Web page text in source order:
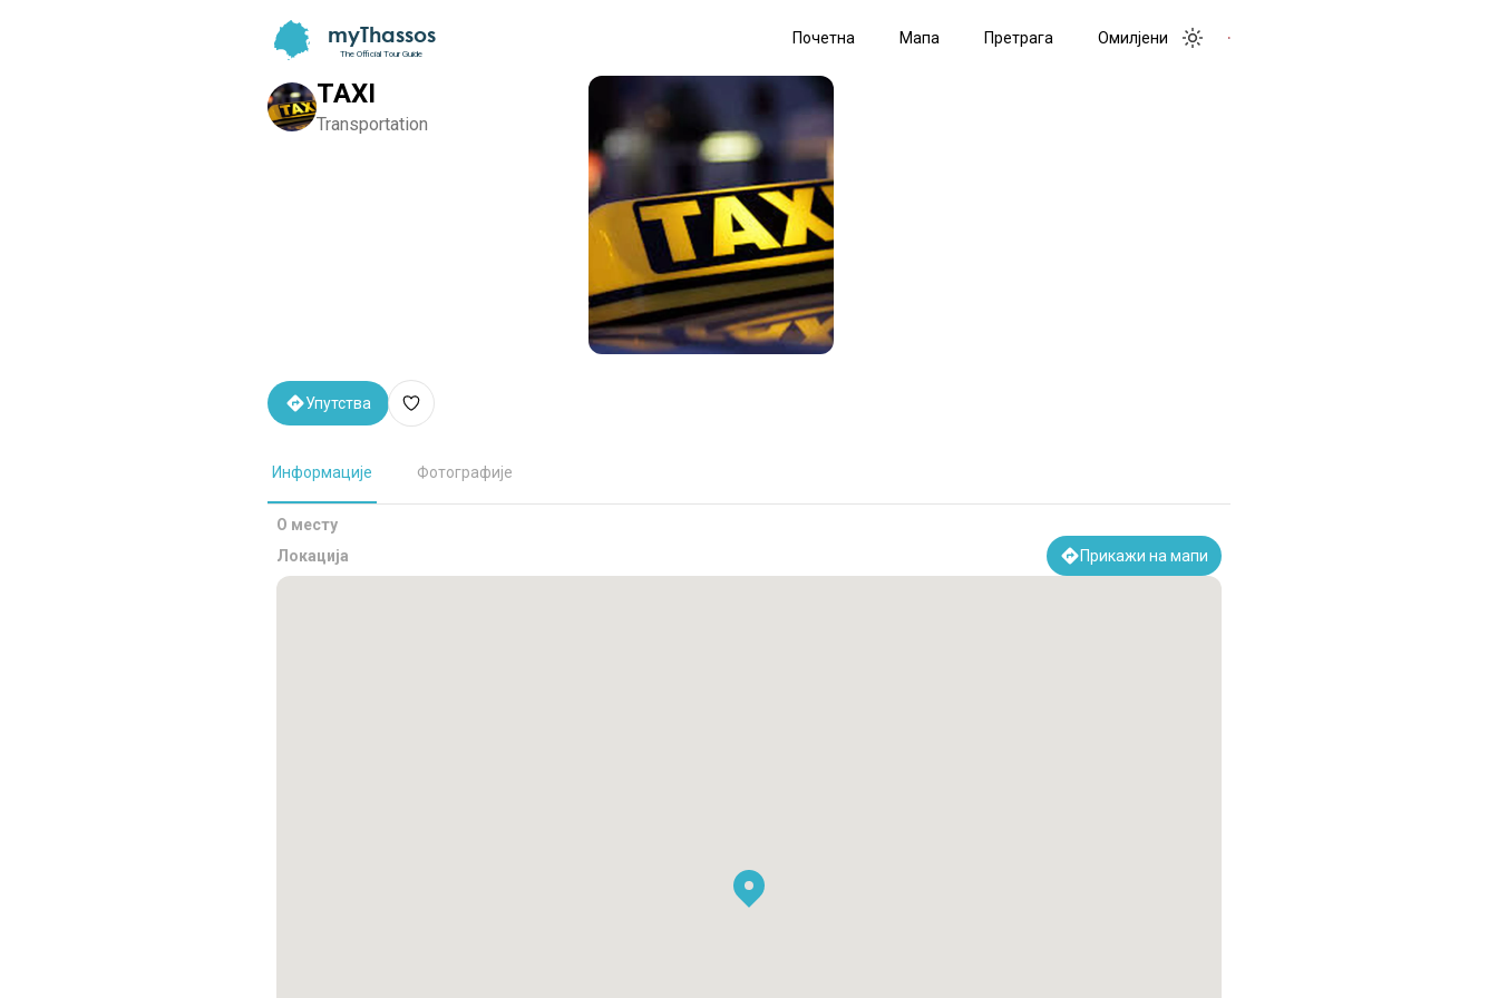
myThassos
The Official Tour Guide
Почетна Мапа Претрага
Омилјени
TAXI
Transportation
Упутства
Информације Фотографије
О месту
Локација
Прикажи на мапи